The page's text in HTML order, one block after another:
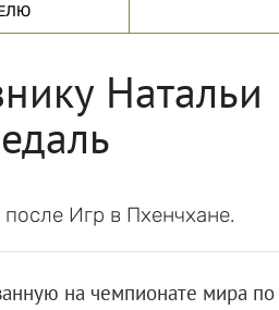
Натальи
Игр в Пхенчхане.
на чемпионате мира по